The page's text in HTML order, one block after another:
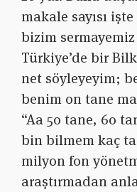
makale sayısı
bizim
Türkiye’de bir
net söyleyeyim;
benim on tane
“Aa 50 tane, 60
bin bilmem kaç
milyon fon
araştırmadan